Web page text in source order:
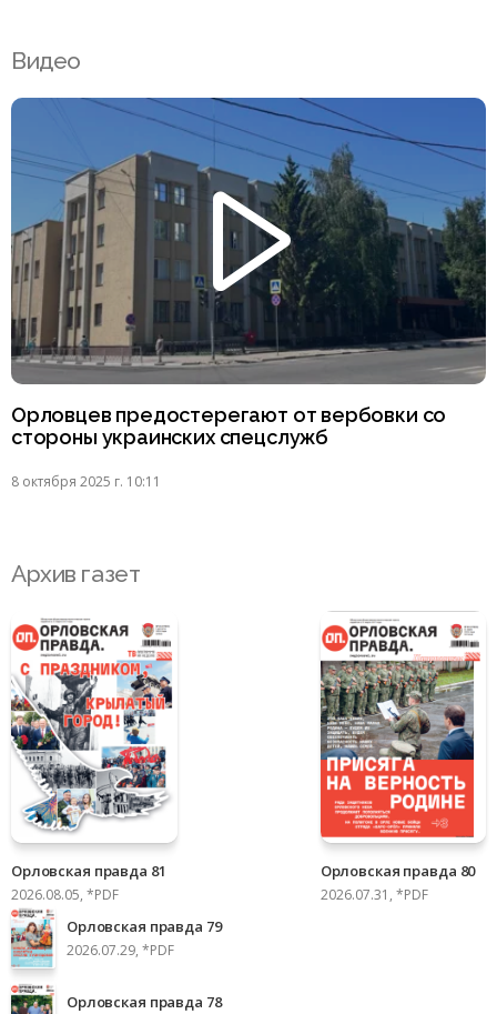
Видео
Орловцев предостерегают от вербовки со
стороны украинских спецслужб
8 октября 2025 г. 10:11
Архив газет
Орловская правда 81
2026.08.05, *PDF
Орловская правда 80
2026.07.31, *PDF
Орловская правда 79
2026.07.29, *PDF
Орловская правда 78